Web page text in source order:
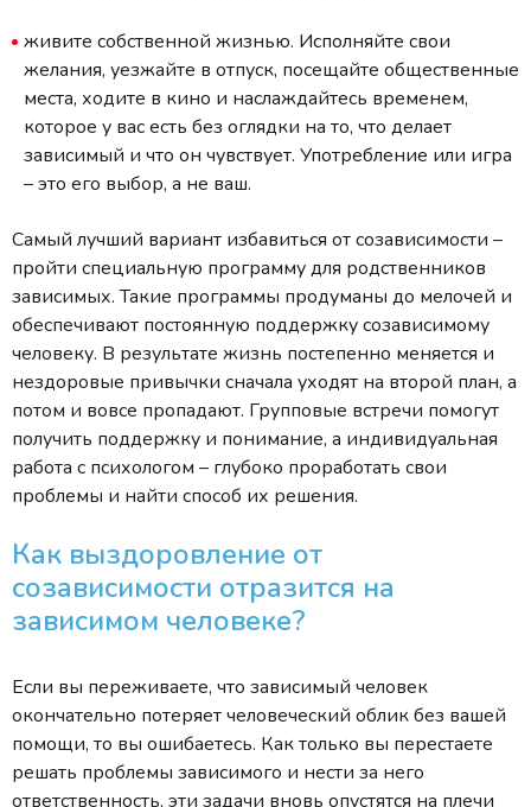
живите собственной жизнью. Исполняйте свои
желания, уезжайте в отпуск, посещайте общественные
места, ходите в кино и наслаждайтесь временем,
которое у вас есть без оглядки на то, что делает
зависимый и что он чувствует. Употребление или игра
– это его выбор, а не ваш.
Самый лучший вариант избавиться от созависимости –
пройти специальную программу для родственников
зависимых. Такие программы продуманы до мелочей и
обеспечивают постоянную поддержку созависимому
человеку. В результате жизнь постепенно меняется и
нездоровые привычки сначала уходят на второй план, а
потом и вовсе пропадают. Групповые встречи помогут
получить поддержку и понимание, а индивидуальная
работа с психологом – глубоко проработать свои
проблемы и найти способ их решения.
Как выздоровление от
созависимости отразится на
зависимом человеке?
Если вы переживаете, что зависимый человек
окончательно потеряет человеческий облик без вашей
помощи, то вы ошибаетесь. Как только вы перестаете
решать проблемы зависимого и нести за него
ответственность, эти задачи вновь опустятся на плечи